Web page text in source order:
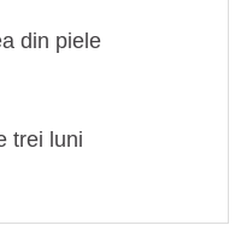
din piele
trei luni